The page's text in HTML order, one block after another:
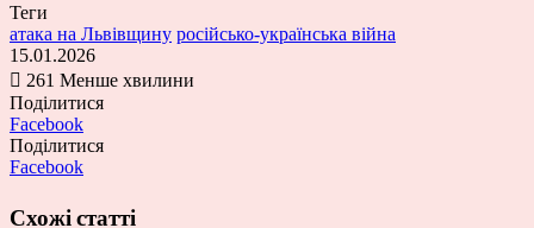
Теги
атака на Львівщину російсько-українська війна
15.01.2026
261 Менше хвилини
Поділитися
Facebook
Поділитися
Facebook
Схожі статті